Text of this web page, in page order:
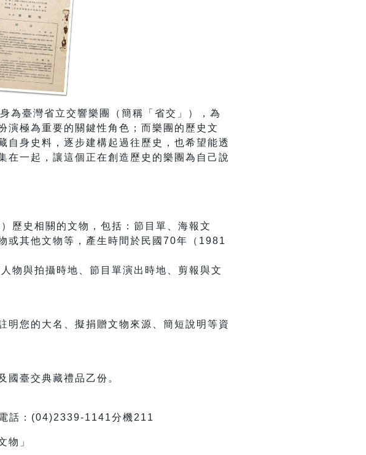
為臺灣省立交響樂團（簡稱「省交」），為
演極為重要的關鍵性角色；而樂團的歷史文
自身史料，逐步建構起過往歷史，也希望能透
在一起，讓這個正在創造歷史的樂團為自己說
歷史相關的文物，包括：節目單、海報文
或其他文物等，產生時間於民國 70年（ 1981
物與拍攝時地、節目單演出時地、剪報與文
明您的大名、擬捐贈文物來源、簡短說明等資
國臺交典藏禮品乙份。
電話：(04)2339-1141分機211
物」